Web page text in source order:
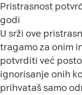
Pristrasnost
godi
U srži ove
tragamo za onim
potvrditi već
ignorisanje onih
prihvataš samo